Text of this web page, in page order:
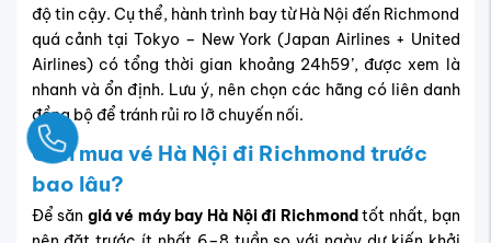
độ tin cậy. Cụ thể, hành trình bay từ Hà Nội đến Richmond
quá cảnh tại Tokyo – New York (Japan Airlines + United
Airlines) có tổng thời gian khoảng 24h59’, được xem là
nhanh và ổn định. Lưu ý, nên chọn các hãng có liên danh
đồng bộ để tránh rủi ro lỡ chuyến nối.
Cần mua vé Hà Nội đi Richmond trước
bao lâu?
Để săn giá vé máy bay Hà Nội đi Richmondtốt nhất, bạn